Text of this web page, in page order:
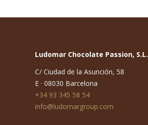
Ludomar Chocolate Passion, S.L.
C/ Ciudad de la Asunción, 58
E · 08030 Barcelona
+34 93 345 58 54
info@ludomargroup.com